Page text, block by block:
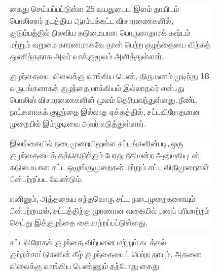
கைது செய்யப்பட்டுள்ள 25 வயதுடைய இளம் தாயிடம்
பொலிஸார் நடத்திய ஆரம்பக்கட்ட விசாரணைகளில்,
குடும்பத்தில் நிலவிய கடுமையான பொருளாதாரக் கஷ்டம்
மற்றும் வறுமை காரணமாகவே தான் பெற்ற குழந்தையை விற்கத்
துணிந்ததாக அவர் வாக்குமூலம் அளித்துள்ளார்.
குழந்தையை விலைக்கு வாங்கிய பெண், திருமணம் முடிந்து 18
வருடங்களாகக் குழந்தை பாக்கியம் இல்லாதவர் என்பது
பொலிஸ் விசாரணைகளின் மூலம் தெரியவந்துள்ளது. நீண்ட
நாட்களாகக் குழந்தை இல்லாத ஏக்கத்தில், சட்டவிரோதமான
முறையில் இம்முடிவை அவர் எடுத்துள்ளார்.
இலங்கையில் நடைமுறையிலுள்ள சட்டங்களின்படி, ஒரு
குழந்தையைத் தத்தெடுக்கும் போது நீதிமன்ற அனுமதியுடன்
கடுமையான சட்ட ஒழுங்குமுறைகள் மற்றும் சட்ட விதிமுறைகள்
பின்பற்றப்பட வேண்டும்.
எனினும், அத்தகைய எந்தவொரு சட்ட நடைமுறைகளையும்
பின்பற்றாமல், சட்டத்திற்கு முரணான வகையில் பணப் பரிமாற்றம்
செய்து இக்குழந்தை கைமாற்றப்பட்டுள்ளது.
சட்டவிரோதக் குழந்தை விற்பனை மற்றும் கடத்தல்
குற்றச்சாட்டுகளின் கீழ் குழந்தையைப் பெற்ற தாயும், அதனை
விலைக்கு வாங்கிய பெண்ணும் தற்போது கைது